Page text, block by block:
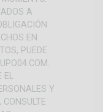
A
EN
PUEDE
EL
Y
CONSULTE